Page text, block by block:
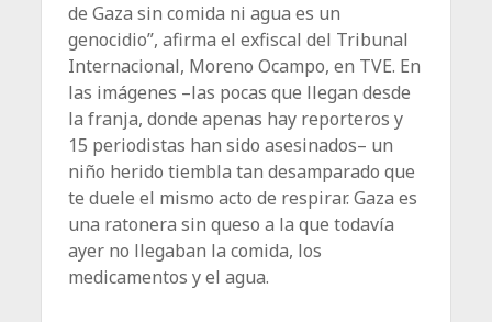
de Gaza sin comida ni agua es un
genocidio”, afirma el exfiscal del Tribunal
Internacional, Moreno Ocampo, en TVE. En
las imágenes –las pocas que llegan desde
la franja, donde apenas hay reporteros y
15 periodistas han sido asesinados– un
niño herido tiembla tan desamparado que
te duele el mismo acto de respirar. Gaza es
una ratonera sin queso a la que todavía
ayer no llegaban la comida, los
medicamentos y el agua.